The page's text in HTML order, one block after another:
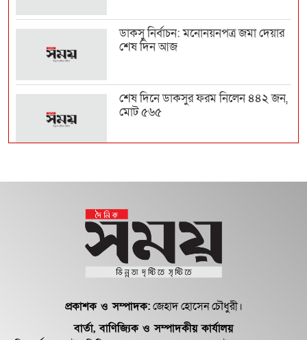
ডাকসু নির্বাচন: মনোনয়নপত্র জমা দেয়ার
শেষ দিন আজ
শেষ দিনে ডাকসুর ফরম নিলেন ৪৪২ জন,
মোট ৫৬৫
প্রকাশক ও সম্পাদক:জেহাদ হোসেন চৌধুরী।
বার্তা, বাণিজ্যিক ও সম্পাদকীয় কার্যালয়